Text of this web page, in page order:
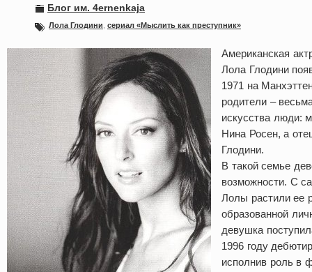
Блог им. 4ernenkaja
Лола Глодини сериал «Мыслить как преступник»
Американская
Лола Глодини
1971 на
родители –
искусства люди:
Нина Росен, а
Глодини.
В такой семье
возможности. С
Лолы растили ее
образованной
девушка
1996 году
исполнив роль в